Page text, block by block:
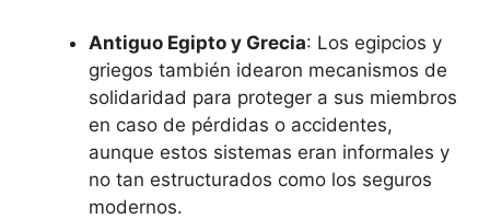
Antiguo Egipto y Grecia: Los egipcios y
griegos también idearon mecanismos de
solidaridad para proteger a sus miembros
en caso de pérdidas o accidentes,
aunque estos sistemas eran informales y
no tan estructurados como los seguros
modernos.